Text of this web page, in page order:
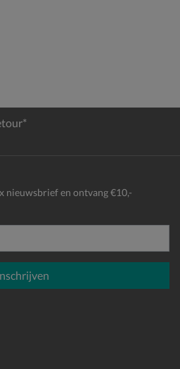
nieuwsbrief en ontvang €10,-